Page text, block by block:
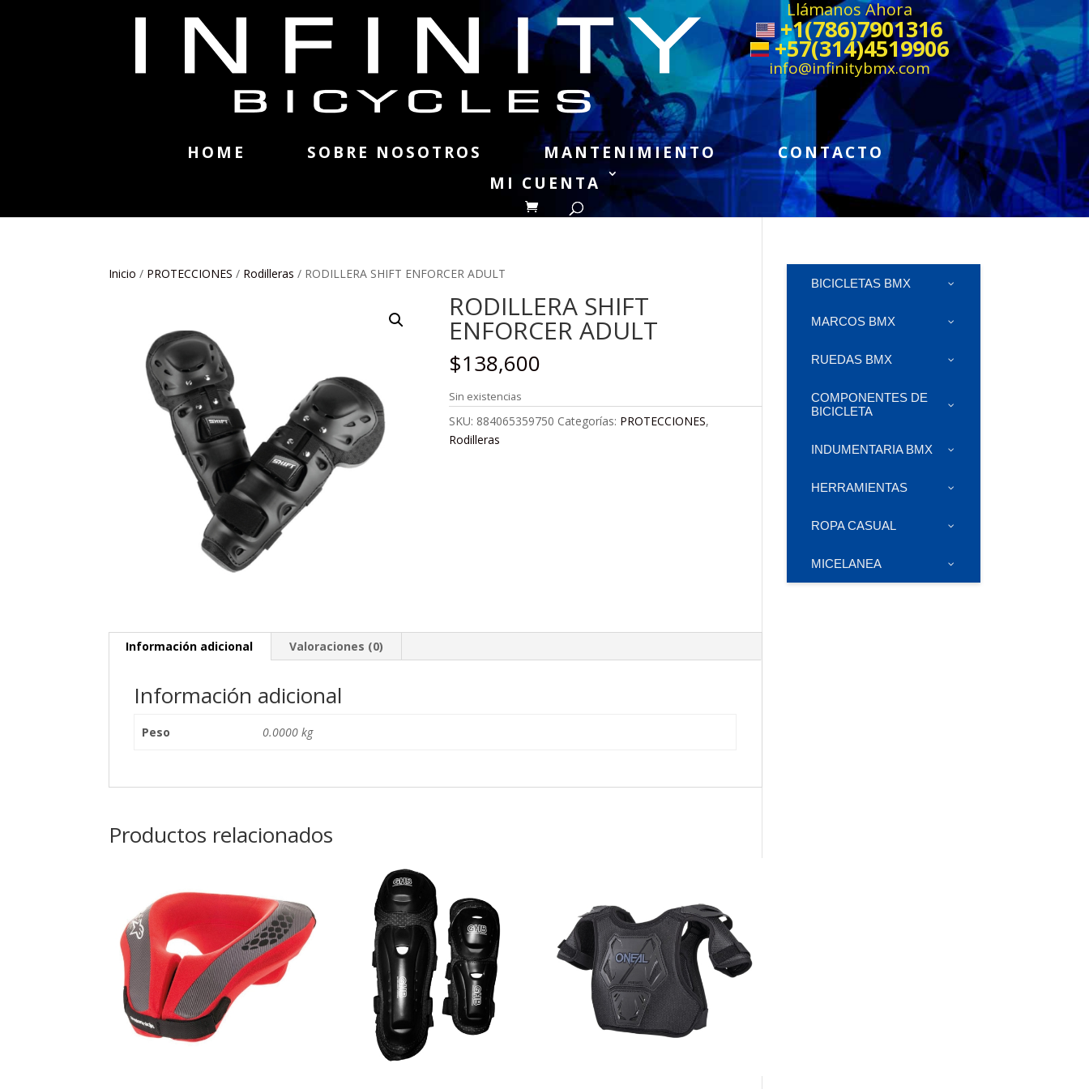
Llámanos Ahora
+1(786)7901316
+57(314)4519906
info@infinitybmx.com
HOME SOBRE NOSOTROS MANTENIMIENTO
CONTACTO
MI CUENTA
Inicio / PROTECCIONES / Rodilleras / RODILLERA SHIFT ENFORCER ADULT
RODILLERA SHIFT
ENFORCER ADULT
$138,600
Sin existencias
SKU: 884065359750 Categorías: PROTECCIONES,
Rodilleras
Información adicional Valoraciones (0)
Información adicional
Peso 0.0000 kg
Productos relacionados
BICICLETAS BMX
MARCOS BMX
RUEDAS BMX
COMPONENTES DE
BICICLETA
INDUMENTARIA BMX
HERRAMIENTAS
ROPA CASUAL
MICELANEA